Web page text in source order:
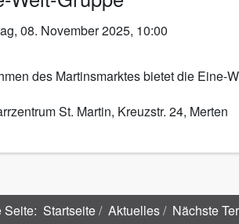
08. November 2025, 10:00
des Martinsmarktes bietet die Eine-
St. Martin, Kreuzstr. 24, Merten
Seite: Startseite Aktuelles Nächste